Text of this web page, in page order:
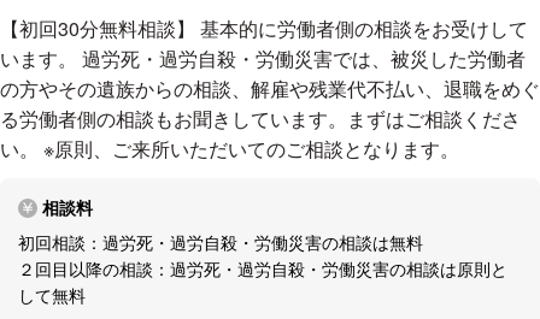
後の方針について相談します。依頼者の方のお気持ちに寄り
添って最善の解決を迎えられるよう尽力いたします。
▼柔軟な相談体制
す。
ご予約の際に、ご希望の日時をお伝えください。
いわき総合法律事務所ホームページ
【初回30分無料相談】 基本的に労働者側の相談をお受けして
います。 過労死・過労自殺・労働災害では、被災した労働者
の方やその遺族からの相談、解雇や残業代不払い、退職をめぐ
る労働者側の相談もお聞きしています。まずはご相談くださ
い。 ※原則、ご来所いただいてのご相談となります。
相談料
初回相談：過労死・過労自殺・労働災害の相談は無料
２回目以降の相談：過労死・過労自殺・労働災害の相談は原則と
して無料